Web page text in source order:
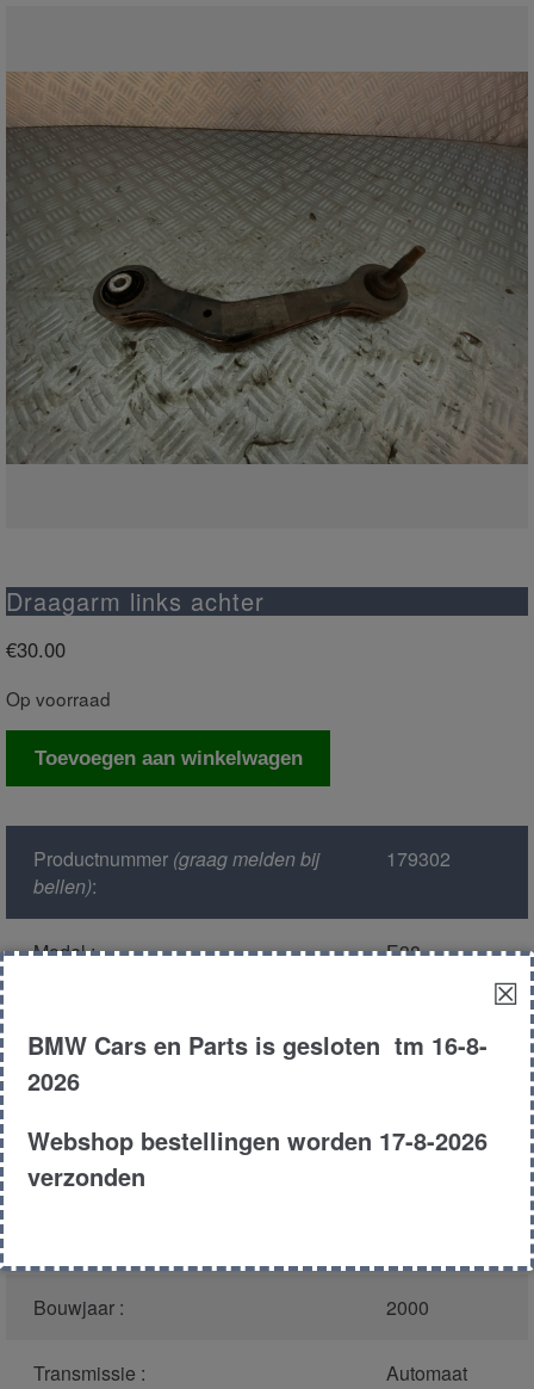
Draagarm links achter
€30.00
Op voorraad
Draagarm
Toevoegen aan winkelwagen
Productnummer(graag melden bij
bellen):
179302
Model : E38
blauw
Motor type :
Bouwjaar : 2000
Transmissie : Automaat
☒
BMW Cars en Parts is gesloten tm 16-8-
2026
Webshop bestellingen worden 17-8-2026
verzonden